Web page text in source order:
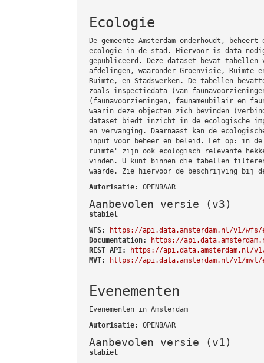
Ecologie
De gemeente Amsterdam onderhoudt,
ecologie in de stad. Hiervoor is data
gepubliceerd. Deze dataset bevat tabellen
afdelingen, waaronder Groenvisie, Ruimte
Ruimte, en Stadswerken. De tabellen
zoals inspectiedata (van
(faunavoorzieningen, faunameubilair en
waarin deze objecten zich bevinden
dataset biedt inzicht in de ecologische
en vervanging. Daarnaast kan de
input voor beheer en beleid. Let op: in de
ruimte' zijn ook ecologisch relevante
vinden. U kunt binnen die tabellen
waarde. Zie hiervoor de beschrijving bij
Autorisatie: OPENBAAR
Aanbevolen versie (v3)
stabiel
WFS:
https://api.data.amsterdam.nl/v1/wfs/
Documentation:
https://
REST API:
https://api.data.amsterdam.nl/
MVT:
https://api.data.amsterdam.nl/v1/mvt/
Evenementen
Evenementen in Amsterdam
Autorisatie: OPENBAAR
Aanbevolen versie (v1)
stabiel